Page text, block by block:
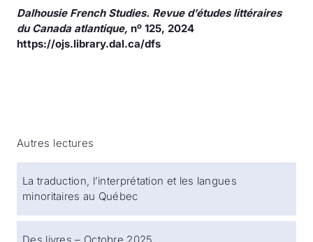
Dalhousie French Studies. Revue d’études littéraires
du Canada atlantique, no 125, 2024
https://ojs.library.dal.ca/dfs
Autres lectures
La traduction, l’interprétation et les langues
minoritaires au Québec